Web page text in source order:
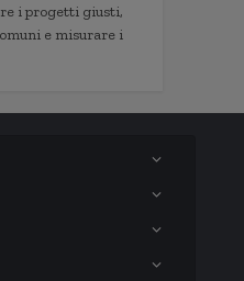
i progetti giusti,
e misurare i